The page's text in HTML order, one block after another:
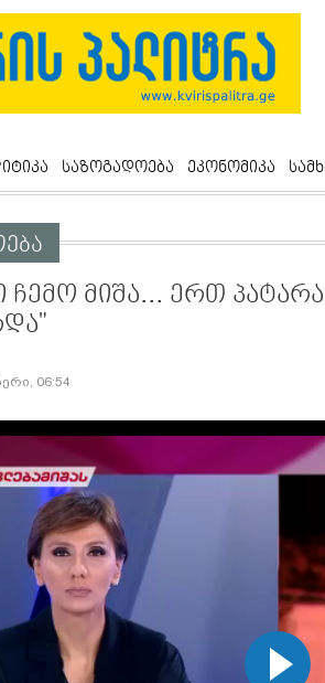
საზოგადოება ეკონომიკა
ჩემო მიშა... ერთ
06:54